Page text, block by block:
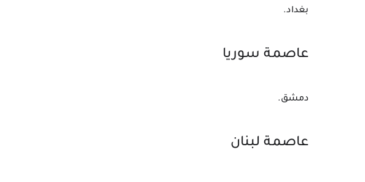
بغداد.
عاصمة سوريا
دمشق.
عاصمة لبنان